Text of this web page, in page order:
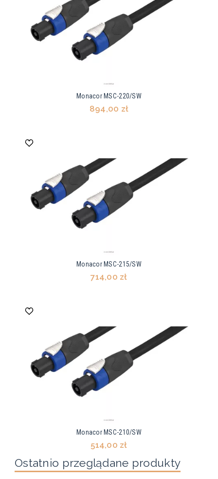
Monacor MSC-220/SW
894,00 zł
Monacor MSC-215/SW
714,00 zł
Monacor MSC-210/SW
514,00 zł
Ostatnio przeglądane produkty